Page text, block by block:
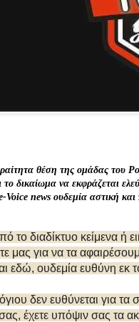
θέση της ομάδας του
το δικαίωμα να εκφράζεται
Voice news ουδεμία αστική και
το διαδίκτυο κείμενα ή
για να τα
εδώ, ουδεμία ευθύνη εκ
δεν ευθύνεται για
έχετε υπόψιν σας τα